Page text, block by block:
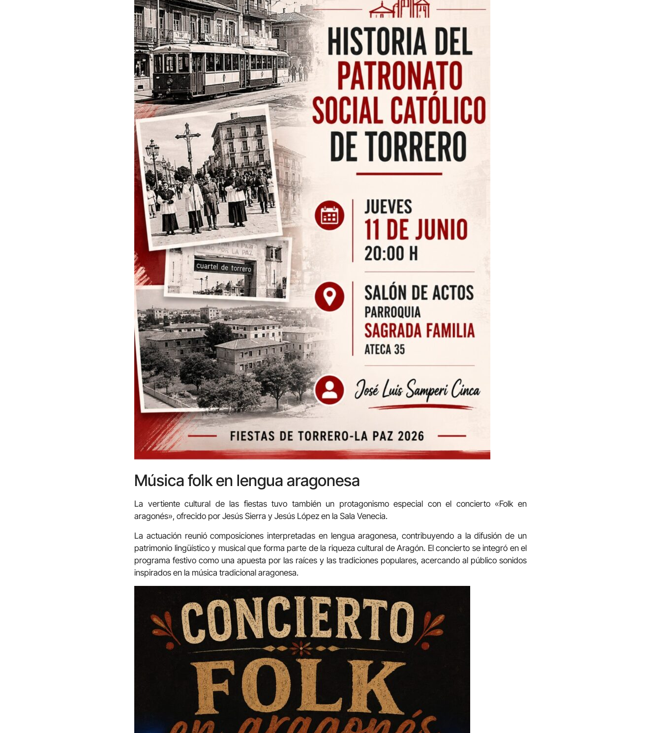
Música folk en lengua aragonesa
La vertiente cultural de las fiestas tuvo también un protagonismo especial con el concierto «Folk en
aragonés», ofrecido por Jesús Sierra y Jesús López en la Sala Venecia.
La actuación reunió composiciones interpretadas en lengua aragonesa, contribuyendo a la difusión de un
patrimonio lingüístico y musical que forma parte de la riqueza cultural de Aragón. El concierto se integró en el
programa festivo como una apuesta por las raíces y las tradiciones populares, acercando al público sonidos
inspirados en la música tradicional aragonesa.